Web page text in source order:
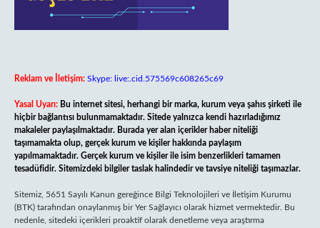
Reklam ve İletişim: Skype: live:.cid.575569c608265c69
Yasal Uyarı: Bu internet sitesi, herhangi bir marka, kurum veya şahıs şirketi ile
hiçbir bağlantısı bulunmamaktadır. Sitede yalnızca kendi hazırladığımız
makaleler paylaşılmaktadır. Burada yer alan içerikler haber niteliği
taşımamakta olup, gerçek kurum ve kişiler hakkında paylaşım
yapılmamaktadır. Gerçek kurum ve kişiler ile isim benzerlikleri tamamen
tesadüfidir. Sitemizdeki bilgiler taslak halindedir ve tavsiye niteliği taşımazlar.
Sitemiz, 5651 Sayılı Kanun gereğince Bilgi Teknolojileri ve İletişim Kurumu
(BTK) tarafından onaylanmış bir Yer Sağlayıcı olarak hizmet vermektedir. Bu
nedenle, sitedeki içerikleri proaktif olarak denetleme veya araştırma